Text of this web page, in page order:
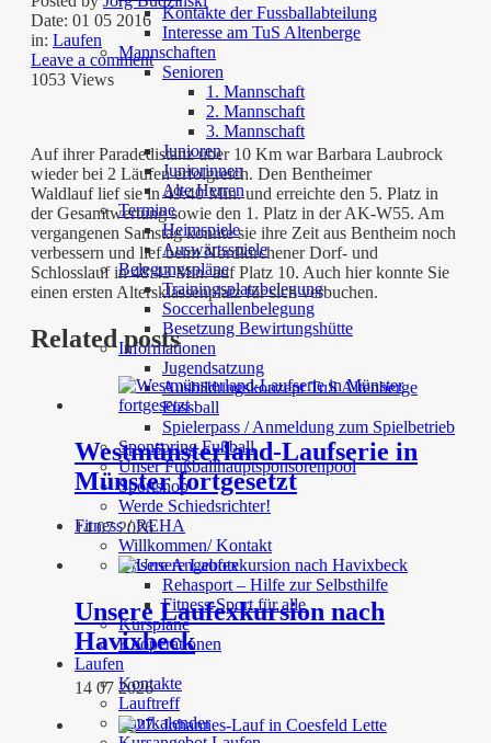
Kontakte der Fussballabteilung
Interesse am TuS Altenberge
Mannschaften
Senioren
1. Mannschaft
2. Mannschaft
3. Mannschaft
Junioren
Juniorinnen
Alte Herren
Termine
Heimspiele
Auswärtsspiele
Belegungspläne
Trainingsplatzbelegung
Soccerhallenbelegung
Besetzung Bewirtungshütte
Informationen
Jugendsatzung
Ausbildungskonzept TuS Altenberge
Fussball
Spielerpass / Anmeldung zum Spielbetrieb
Sponsoring Fußball
Unser Fußballhauptsponsorenpool
Sportshop
Werde Schiedsrichter!
Fitness / REHA
Willkommen/ Kontakt
Unsere Angebote
Rehasport – Hilfe zur Selbsthilfe
Fitness-Sport für alle
Kurspläne
Kooperationen
Laufen
Kontakte
Lauftreff
Laufkalender
Date: 01 05 2016
in: Laufen
Leave a comment
1053 Views
Auf ihrer Paradedistanz über 10 Km war Barbara Laubrock
wieder bei 2 Läufen erfolgreich. Den Bentheimer
Waldlauf lief sie in 49:40 Min. und erreichte den 5. Platz in
der Gesamtwertung sowie den 1. Platz in der AK-W55. Am
vergangenen Samstag konnte sie ihre Zeit aus Bentheim noch
verbessern und lief beim Nordkirchener Dorf- und
Schlosslauf in 48:43 Min. auf Platz 10. Auch hier konnte Sie
einen ersten Altersklassenplatz für sich verbuchen.
Related posts
Westmünsterland-Laufserie in
Münster fortgesetzt
14 07 2026
Unsere Laufexkursion nach
Havixbeck
14 07 2026